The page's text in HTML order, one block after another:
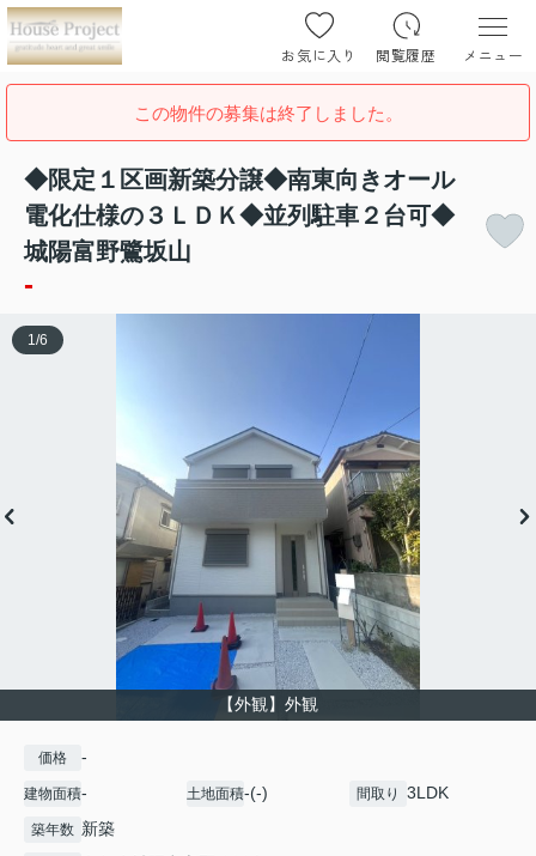
お気に入り 閲覧履歴 メニュー
この物件の募集は終了しました。
◆限定１区画新築分譲◆南東向きオール
電化仕様の３ＬＤＫ◆並列駐車２台可◆
城陽富野鷺坂山
-
【外観】外観
1 /6
価格 -
建物面積- 土地面積-(-) 間取り 3LDK
築年数 新築